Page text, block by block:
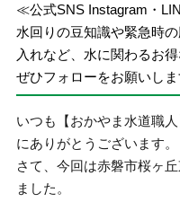
≪公式SNS Instagram・
水回りの豆知識や緊急時
入れなど、水に関わるお
ぜひフォローをお願いしま
いつも【おかやま水道職
にありがとうございます。
さて、今回は赤磐市桜ヶ
ました。